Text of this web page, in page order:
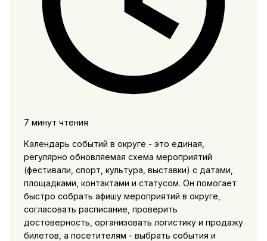
7 минут чтения
Календарь событий в округе - это единая,
регулярно обновляемая схема мероприятий
(фестивали, спорт, культура, выставки) с датами,
площадками, контактами и статусом. Он помогает
быстро собрать афишу мероприятий в округе,
согласовать расписание, проверить
достоверность, организовать логистику и продажу
билетов, а посетителям - выбрать события и